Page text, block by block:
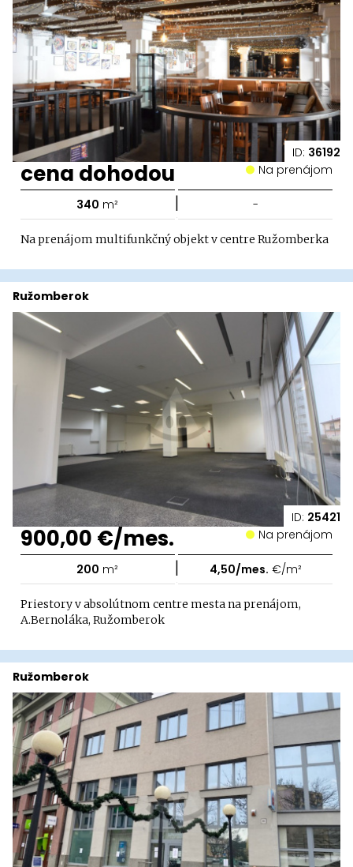
ID: 36192
cena dohodou Na prenájom
340 m² | -
Na prenájom multifunkčný objekt v centre Ružomberka
ID: 25421
Ružomberok
900,00 €/mes. Na prenájom
200 m² | 4,50/mes. €/m²
Priestory v absolútnom centre mesta na prenájom,
A.Bernoláka, Ružomberok
Ružomberok